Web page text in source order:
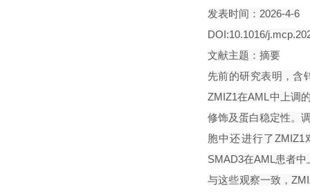
发表时间：2026-4-6
DOI:10.1016/
文献主题：摘要
先前的研究表明，含
ZMIZ1在AML中上调
修饰及蛋白稳定性。
胞中还进行了
SMAD3在AML患者
与这些观察一致，